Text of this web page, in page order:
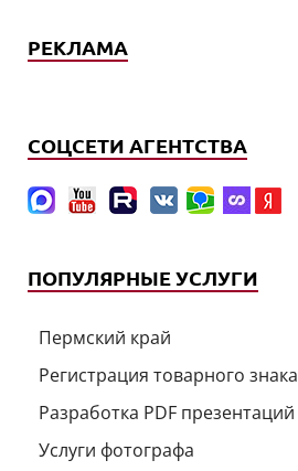
РЕКЛАМА
СОЦСЕТИ АГЕНТСТВА
ПОПУЛЯРНЫЕ УСЛУГИ
Пермский край
Регистрация товарного знака
Разработка PDF презентаций
Услуги фотографа